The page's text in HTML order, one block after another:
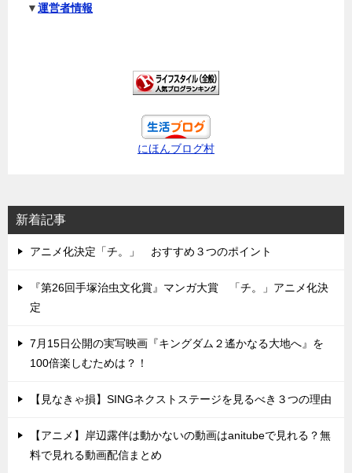
▼運営者情報
にほんブログ村
新着記事
アニメ化決定「チ。」 おすすめ３つのポイント
『第26回手塚治虫文化賞』マンガ大賞 「チ。」アニメ化決
定
7月15日公開の実写映画『キングダム２遙かなる大地へ』を
100倍楽しむためは？！
【見なきゃ損】SINGネクストステージを見るべき３つの理由
【アニメ】岸辺露伴は動かないの動画はanitubeで見れる？無
料で見れる動画配信まとめ